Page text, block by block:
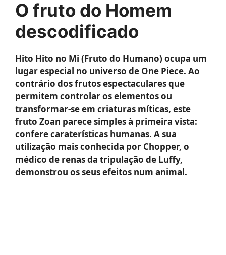
O fruto do Homem
descodificado
Hito Hito no Mi (Fruto do Humano) ocupa um
lugar especial no universo de One Piece. Ao
contrário dos frutos espectaculares que
permitem controlar os elementos ou
transformar-se em criaturas míticas, este
fruto Zoan parece simples à primeira vista:
confere caraterísticas humanas. A sua
utilização mais conhecida por Chopper, o
médico de renas da tripulação de Luffy,
demonstrou os seus efeitos num animal.